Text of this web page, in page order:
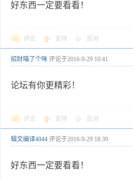
好东西一定要看看！
评论 支持 反对
招财喵了个咪 评论于2016-9-29 10:41
论坛有你更精彩！
评论 支持 反对
辑文编译4044 评论于2016-9-29 18:39
好东西一定要看看！